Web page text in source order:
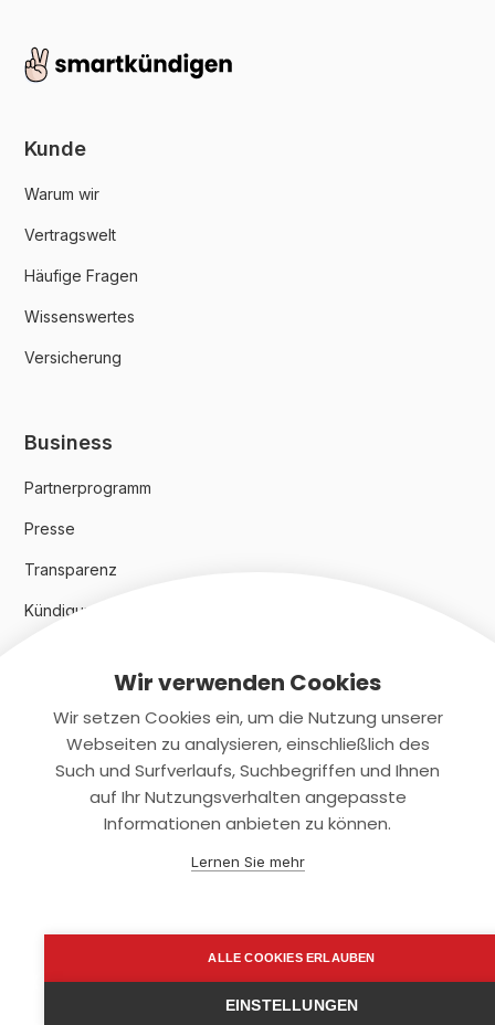
Kunde
Warum wir
Vertragswelt
Häufige Fragen
Wissenswertes
Versicherung
Business
Partnerprogramm
Presse
Transparenz
Kündigungsindex 2024
Rechtliches
Datenschutz
support@smartkuendigen.de
Wir verwenden Cookies
Wir setzen Cookies ein, um die Nutzung unserer
Webseiten zu analysieren, einschließlich des
Such und Surfverlaufs, Suchbegriffen und Ihnen
auf Ihr Nutzungsverhalten angepasste
Informationen anbieten zu können.
Lernen Sie mehr
ALLE COOKIES ERLAUBEN
EINSTELLUNGEN